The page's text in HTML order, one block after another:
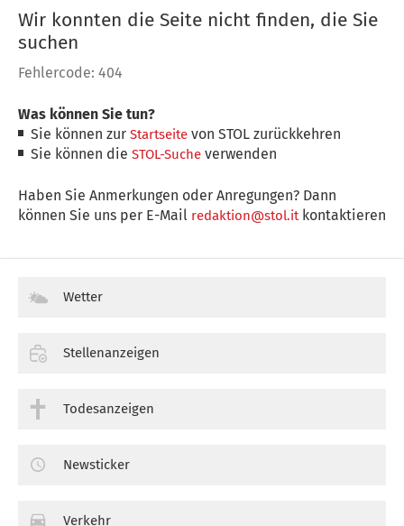
Wir konnten die Seite nicht finden, die Sie
suchen
Fehlercode: 404
Was können Sie tun?
Sie können zurStartseite von STOL zurückkehren
Sie können dieSTOL-Suche verwenden
Haben Sie Anmerkungen oder Anregungen? Dann
können Sie uns per E-Mail redaktion@stol.itkontaktieren
Wetter
Stellenanzeigen
Todesanzeigen
Newsticker
Verkehr